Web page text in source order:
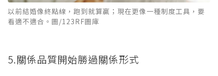
以前結婚像終點線，跑到就算贏；現在更像一種制度工具，要
看適不適合。圖/123RF圖庫
5.關係品質開始勝過關係形式